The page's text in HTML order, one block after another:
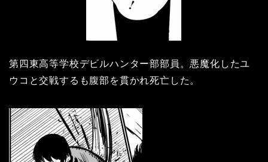
第四東高等学校デビルハンター部部員。悪魔化したユ
ウコと交戦するも腹部を貫かれ死亡した。